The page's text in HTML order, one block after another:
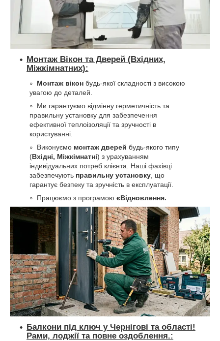
Монтаж Вікон та Дверей (Вхідних,
Міжкімнатних):
Монтаж вікон будь-якої складності з високою
увагою до деталей.
Ми гарантуємо відмінну герметичність та
правильну установку для забезпечення
ефективної теплоізоляції та зручності в
користуванні.
Виконуємо монтаж дверей будь-якого типу
(Вхідні, Міжкімнатні) з урахуванням
індивідуальних потреб клієнта. Наші фахівці
забезпечують правильну установку , що
гарантує безпеку та зручність в експлуатації.
Працюємо з програмою єВідновлення.
Балкони під ключ у Чернігові та області!
Рами, лоджії та повне оздоблення.: